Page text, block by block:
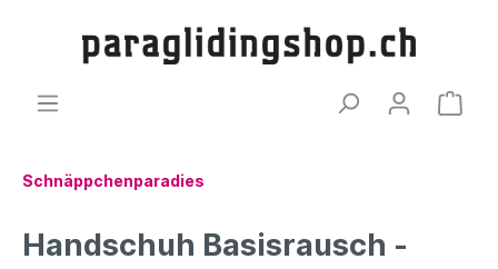
Schnäppchenparadies
Handschuh Basisrausch -